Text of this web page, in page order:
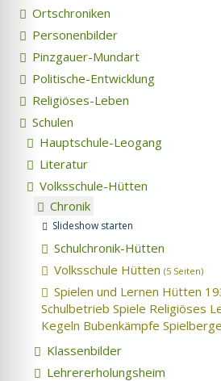
Ortschroniken
Personenbilder
Pinzgauer-Mundart
Politische-Entwicklung
Religiöses-Leben
Schulen
Hauptschule-Leogang
Literatur
Volksschule-Hütten
Chronik
Slideshow starten
Schulchronik-Hütten
Volksschule Hütten (5 Seiten)
Spielen und Lernen Hütten
Schulbetrieb Spiele Religiöses
Kegeln Bubenkämpfe
Klassenbilder
Lehrererholungsheim